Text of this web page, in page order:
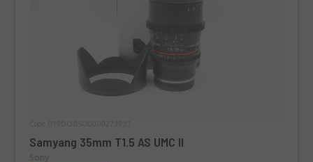
Samyang 35mm T1.5 AS UMC II